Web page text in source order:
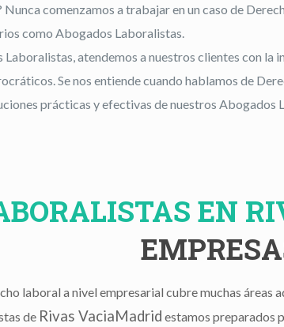
Nunca comenzamos a trabajar en un caso de
como Abogados Laboralistas.
atendemos a nuestros clientes con la
Se nos entiende cuando hablamos de
prácticas y efectivas de nuestros
EN
laboral a nivel empresarial cubre muchas áreas
de Rivas VaciaMadrid estamos preparados